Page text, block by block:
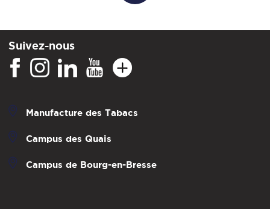
Suivez-nous
Manufacture des Tabacs
Campus des Quais
Campus de Bourg-en-Bresse